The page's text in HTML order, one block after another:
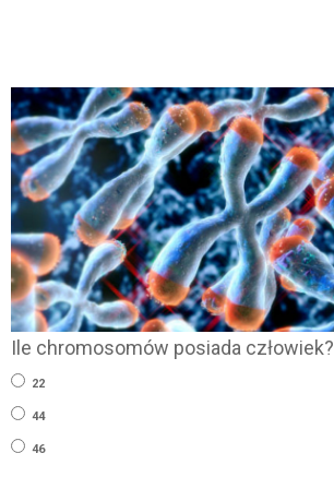
Ile chromosomów posiada człowiek?
22
44
46